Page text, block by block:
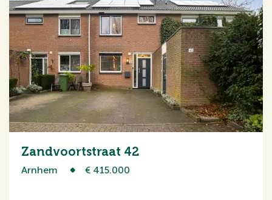
Zandvoortstraat 42
Arnhem € 415.000